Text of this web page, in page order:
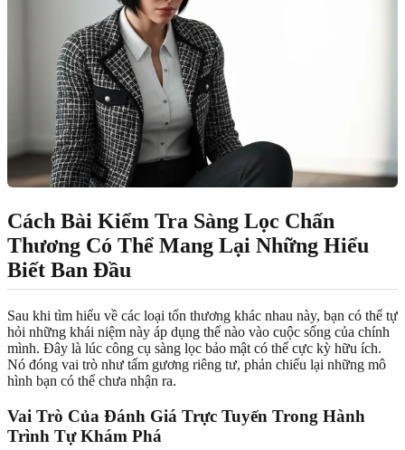
Cách Bài Kiểm Tra Sàng Lọc Chấn
Thương Có Thể Mang Lại Những Hiểu
Biết Ban Đầu
Sau khi tìm hiểu về các loại tổn thương khác nhau này, bạn có thể tự
hỏi những khái niệm này áp dụng thế nào vào cuộc sống của chính
mình. Đây là lúc công cụ sàng lọc bảo mật có thể cực kỳ hữu ích.
Nó đóng vai trò như tấm gương riêng tư, phản chiếu lại những mô
hình bạn có thể chưa nhận ra.
Vai Trò Của Đánh Giá Trực Tuyến Trong Hành
Trình Tự Khám Phá